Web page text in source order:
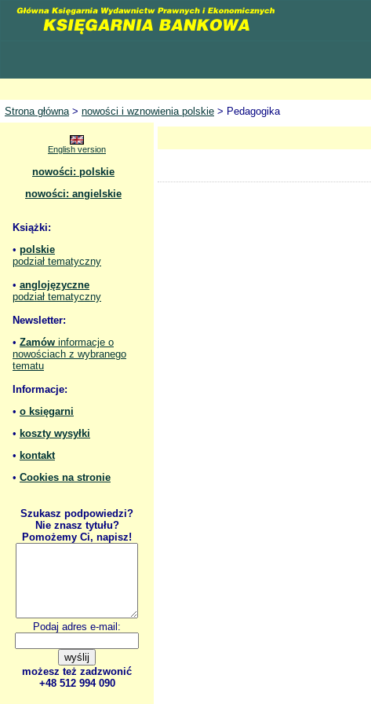
Strona główna> nowości i wznowienia polskie > Pedagogika
English version
nowości: polskie
nowości: angielskie
Książki:
• polskie
podział tematyczny
• anglojęzyczne
podział tematyczny
Newsletter:
• Zamów informacje o
nowościach z wybranego
tematu
Informacje:
• o księgarni
• koszty wysyłki
• kontakt
• Cookies na stronie
Szukasz podpowiedzi?
Nie znasz tytułu?
Pomożemy Ci, napisz!
Podaj adres e-mail:
możesz też zadzwonić
+48 512 994 090